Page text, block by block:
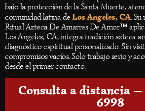
bajo la protección de la Santa Muerte,
comunidad latina de Los Angeles, CA. Su
Ritual Azteca De Amarres De Amor™
Los Angeles, CA, integra tradición azteca
diagnóstico espiritual personalizado. Sin
compromisos vacíos. Solo trabajo serio y
desde el primer contacto.
Consulta a distancia
6998